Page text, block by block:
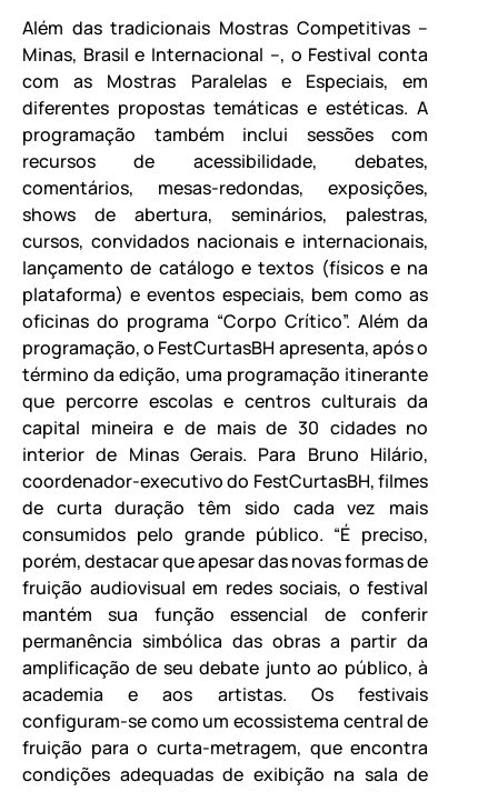
Além das tradicionais Mostras Competitivas –
Minas, Brasil e Internacional –, o Festival conta
com as Mostras Paralelas e Especiais, em
diferentes propostas temáticas e estéticas. A
programação também inclui sessões com
recursos de acessibilidade, debates,
comentários, mesas-redondas, exposições,
shows de abertura, seminários, palestras,
cursos, convidados nacionais e internacionais,
lançamento de catálogo e textos (físicos e na
plataforma) e eventos especiais, bem como as
oficinas do programa “Corpo Crítico”. Além da
programação, o FestCurtasBH apresenta, após o
término da edição, uma programação itinerante
que percorre escolas e centros culturais da
capital mineira e de mais de 30 cidades no
interior de Minas Gerais. Para Bruno Hilário,
coordenador-executivo do FestCurtasBH, filmes
de curta duração têm sido cada vez mais
consumidos pelo grande público. “É preciso,
porém, destacar que apesar das novas formas de
fruição audiovisual em redes sociais, o festival
mantém sua função essencial de conferir
permanência simbólica das obras a partir da
amplificação de seu debate junto ao público, à
academia e aos artistas. Os festivais
configuram-se como um ecossistema central de
fruição para o curta-metragem, que encontra
condições adequadas de exibição na sala de